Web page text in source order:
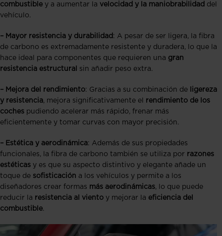
combustible y a aumentar la velocidad y la maniobrabilidad del
vehículo.
– Mayor resistencia y durabilidad : A pesar de ser ligera, la fibra
de carbono es extremadamente resistente y duradera, lo que la
hace ideal para componentes que requieren una gran
resistencia estructural
sin añadir peso extra.
– Mejora del rendimiento: Gracias a su combinación de
ligereza
y resistencia, mejora significativamente el rendimiento de los
coches pudiendo acelerar más rápido, frenar más
eficientemente y tomar curvas con mayor precisión.
– Estética y aerodinámica: Además de sus propiedades
funcionales, la fibra de carbono también se utiliza por razones
estéticas y es que su aspecto distintivo y elegante añade un
toque de sofisticación a los vehículos y permite a los
diseñadores crear formas más aerodinámicas, lo que puede
reducir la resistencia al viento y mejorar la eficiencia del
combustible.